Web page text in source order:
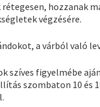
hozzanak
végzésére.
a várból való
szíves figyelmébe
szombaton 10 és